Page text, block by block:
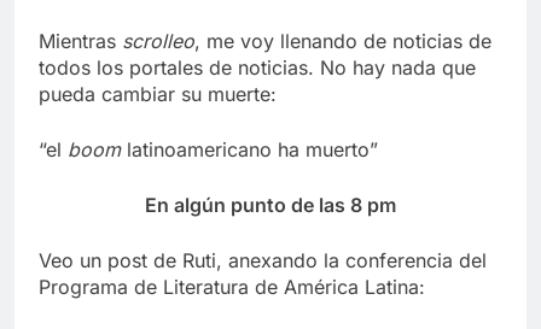
Mientras scrolleo, me voy llenando de noticias de
todos los portales de noticias. No hay nada que
pueda cambiar su muerte:
“el boom latinoamericano ha muerto”
En algún punto de las 8 pm
Veo un post de Ruti, anexando la conferencia del
Programa de Literatura de América Latina: